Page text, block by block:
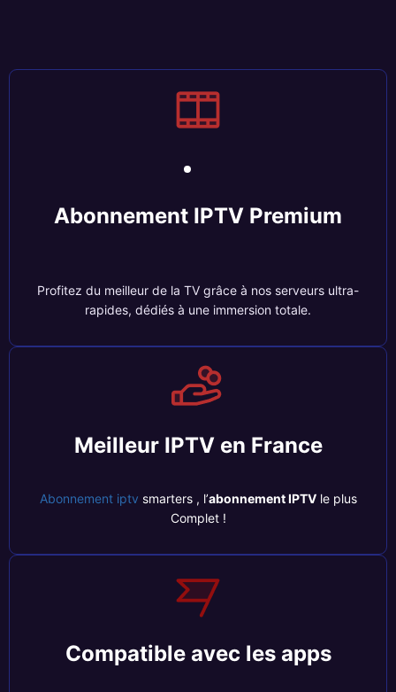
Abonnement IPTV Premium
Profitez du meilleur de la TV grâce à nos serveurs ultra-
rapides, dédiés à une immersion totale.
Meilleur IPTV en France
Abonnement iptv smarters , l’abonnement IPTVle plus
Complet !
Compatible avec les apps